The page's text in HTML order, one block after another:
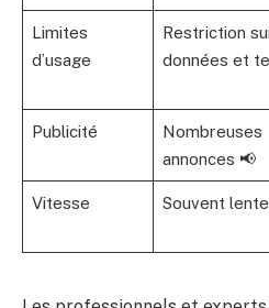
Limites
d’usage
Restriction
données et
Publicité
Nombreuses
annonces 📢
Vitesse Souvent